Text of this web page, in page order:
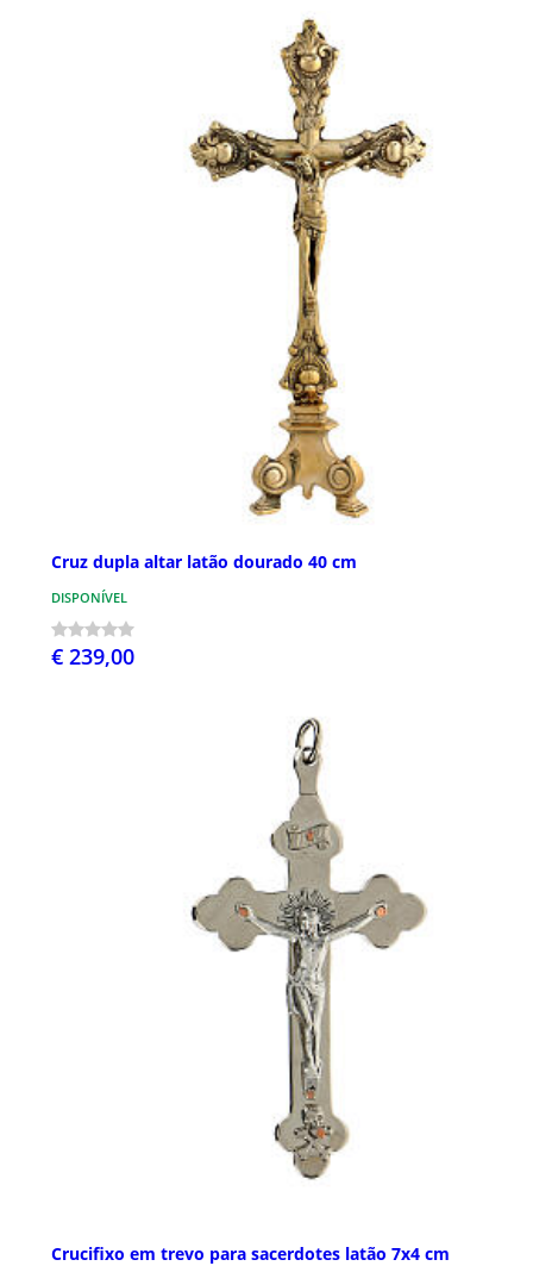
Cruz dupla altar latão dourado 40 cm
DISPONÍVEL
€ 239,00
Crucifixo em trevo para sacerdotes latão 7x4 cm